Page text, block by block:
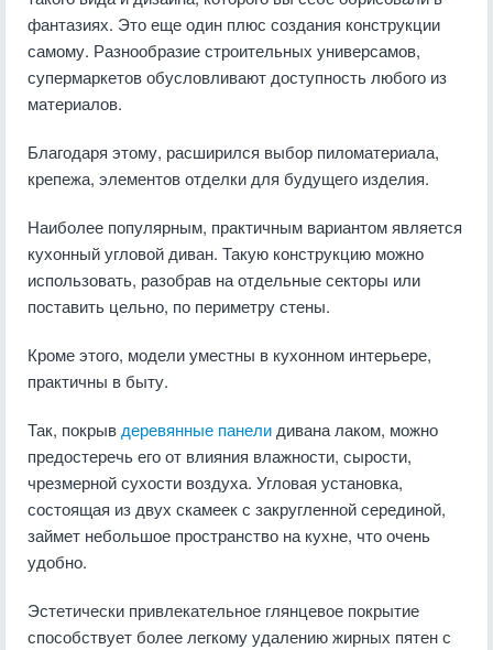
фантазиях. Это еще один плюс создания конструкции
самому. Разнообразие строительных универсамов,
супермаркетов обусловливают доступность любого из
материалов.
Благодаря этому, расширился выбор пиломатериала,
крепежа, элементов отделки для будущего изделия.
Наиболее популярным, практичным вариантом является
кухонный угловой диван. Такую конструкцию можно
использовать, разобрав на отдельные секторы или
поставить цельно, по периметру стены.
Кроме этого, модели уместны в кухонном интерьере,
практичны в быту.
Так, покрыв деревянные панели дивана лаком, можно
предостеречь его от влияния влажности, сырости,
чрезмерной сухости воздуха. Угловая установка,
состоящая из двух скамеек с закругленной серединой,
займет небольшое пространство на кухне, что очень
удобно.
Эстетически привлекательное глянцевое покрытие
способствует более легкому удалению жирных пятен с